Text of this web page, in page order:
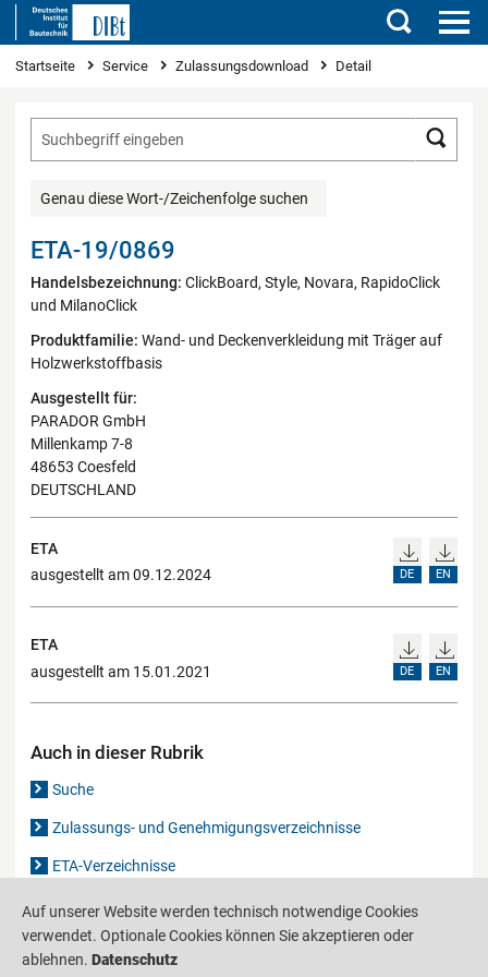
Suchen
Sie sind hier
Startseite Service Zulassungsdownload Detail
Genau diese Wort-/Zeichenfolge suchen
ETA-19/0869
Handelsbezeichnung: ClickBoard, Style, Novara, RapidoClick
und MilanoClick
Produktfamilie: Wand- und Deckenverkleidung mit Träger auf
Holzwerkstoffbasis
Ausgestellt für:
PARADOR GmbH
Millenkamp 7-8
48653 Coesfeld
DEUTSCHLAND
ETA
ausgestellt am 09.12.2024
DE EN
ETA
ausgestellt am 15.01.2021
DE EN
Auch in dieser Rubrik
Suche
Zulassungs- und Genehmigungsverzeichnisse
ETA-Verzeichnisse
Gutachten-Verzeichnis
Auf unserer Website werden technisch notwendige Cookies
verwendet. Optionale Cookies können Sie akzeptieren oder
ablehnen. Datenschutz